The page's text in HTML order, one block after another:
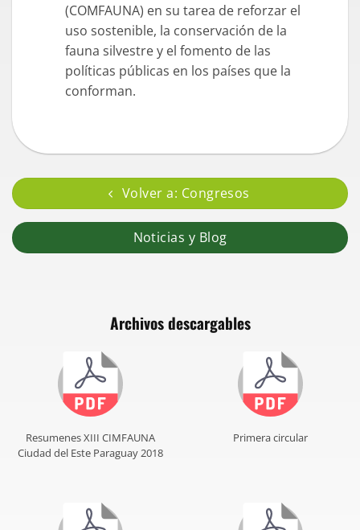
(COMFAUNA) en su tarea de reforzar el
uso sostenible, la conservación de la
fauna silvestre y el fomento de las
políticas públicas en los países que la
conforman.
Volver a: Congresos
Noticias y Blog
Archivos descargables
Resumenes XIII CIMFAUNA
Ciudad del Este Paraguay 2018
Primera circular